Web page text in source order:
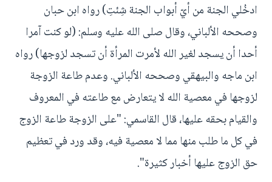
ادخُلي الجنة من أيّ أبواب الجنة شِئتِ) رواه ابن حبان
وصححه الألباني، وقال صلى الله عليه وسلم: (لو كنت آمرا
أحدا أن يسجد لغير الله لأمرت المرأة أن تسجد لزوجها) رواه
ابن ماجه والبيهقي وصححه الألباني. وعدم طاعة الزوجة
لزوجها في معصية الله لا يتعارض مع طاعته في المعروف
والقيام بحقه عليها، قال القاسمي: "على الزوجة طاعة الزوج
في كل ما طلب منها مما لا معصية فيه، وقد ورد في تعظيم
حق الزوج عليها أخبار كثيرة".